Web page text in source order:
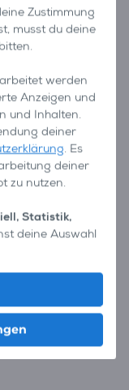
Zustimmung
musst du deine
werden
Anzeigen und
und Inhalten.
deiner
. Es
deiner
zu nutzen.
Statistik,
deine Auswahl